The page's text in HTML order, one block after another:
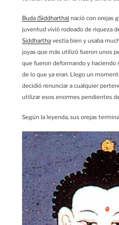
Buda (Siddhartha) nació con orejas
juventud vivió rodeado de riqueza
Siddhartha vestía bien y usaba
joyas que más utilizó fueron unos
que fueron deformando y haciendo
de lo que ya eran. Llego un
decidió renunciar a cualquier
utilizar esos enormes pendientes
Según la leyenda, sus orejas